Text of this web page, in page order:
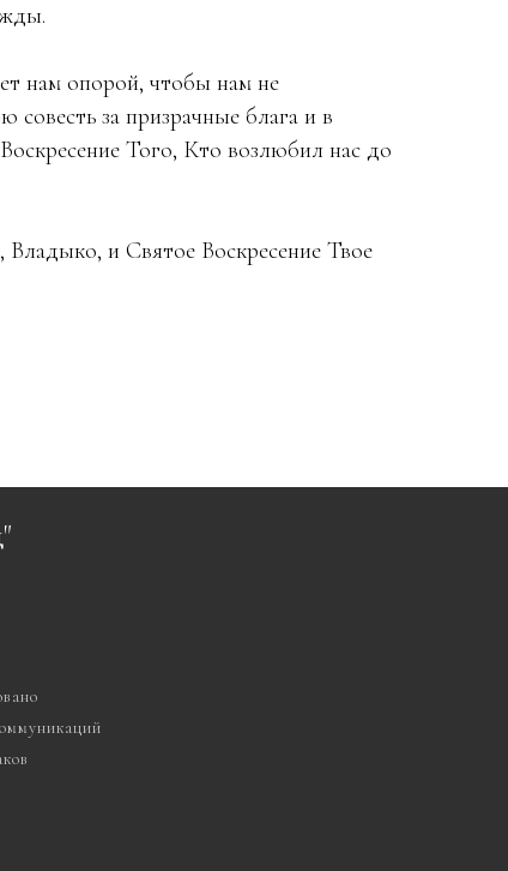
нам опорой, чтобы нам не
совесть за призрачные блага и в
Того, Кто возлюбил нас до
Владыко, и Святое Воскресение Твое